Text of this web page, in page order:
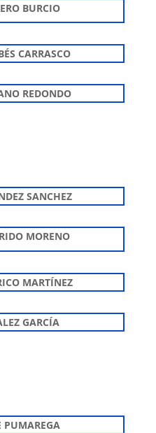
BURCIO
CARRASCO
REDONDO
SANCHEZ
MORENO
MARTÍNEZ
GARCÍA
PUMAREGA